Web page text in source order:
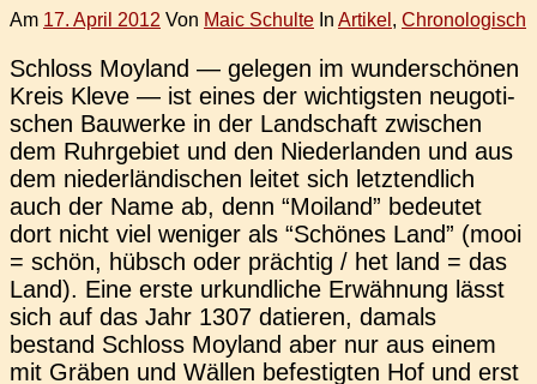
Am 17. April 2012 Von Maic Schulte In Artikel , Chronologisch
Schloss Moy­land — gele­gen im wun­der­schö­nen
Kreis Kleve — ist eines der wich­tigs­ten neu­go­ti­
schen Bau­wer­ke in der Land­schaft zwi­schen
dem Ruhr­ge­biet und den Nie­der­lan­den und aus
dem nie­der­län­di­schen leitet sich letzt­end­lich
auch der Name ab, denn “Moi­land” bedeu­tet
dort nicht viel weni­ger als “Schö­nes Land” (mooi
= schön, hübsch oder präch­tig / het land = das
Land). Eine erste urkund­li­che Erwäh­nung lässt
sich auf das Jahr 1307 datie­ren, damals
bestand Schloss Moy­land aber nur aus einem
mit Gräben und Wällen befes­tig­ten Hof und erst